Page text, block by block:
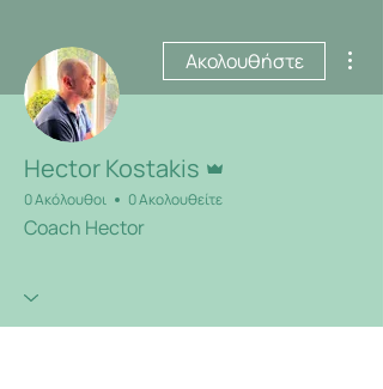
Ακολουθήστε
Hector Kostakis
0 Ακόλουθοι 0 Ακολουθείτε
Coach Hector